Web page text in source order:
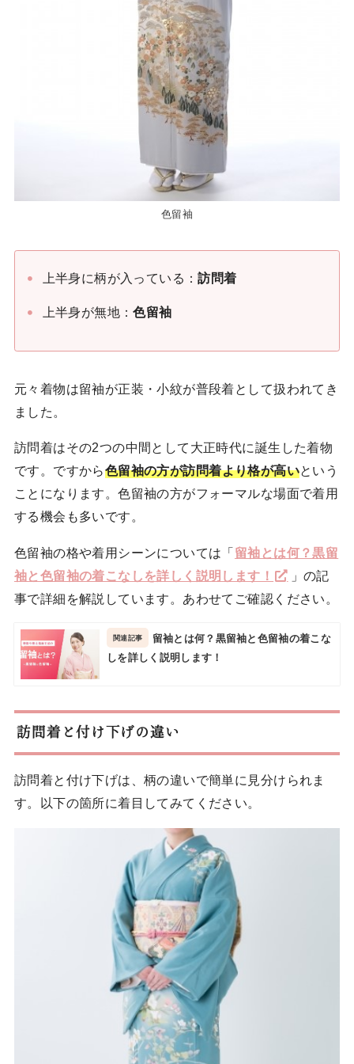
色留袖
上半身に柄が入っている：訪問着
上半身が無地：色留袖
元々着物は留袖が正装・小紋が普段着として扱われてき
ました。
訪問着はその2つの中間として大正時代に誕生した着物
です。ですから色留袖の方が訪問着より格が高いという
ことになります。色留袖の方がフォーマルな場面で着用
する機会も多いです。
色留袖の格や着用シーンについては「留袖とは何？黒留
袖と色留袖の着こなしを詳しく説明します！
」の記
事で詳細を解説しています。あわせてご確認ください。
留袖とは何？黒留袖と色留袖の着こな
しを詳しく説明します！
訪問着と付け下げの違い
訪問着と付け下げは、柄の違いで簡単に見分けられま
す。以下の箇所に着目してみてください。